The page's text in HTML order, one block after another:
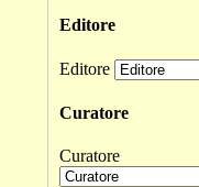
Editore
Editore
Curatore
Curatore